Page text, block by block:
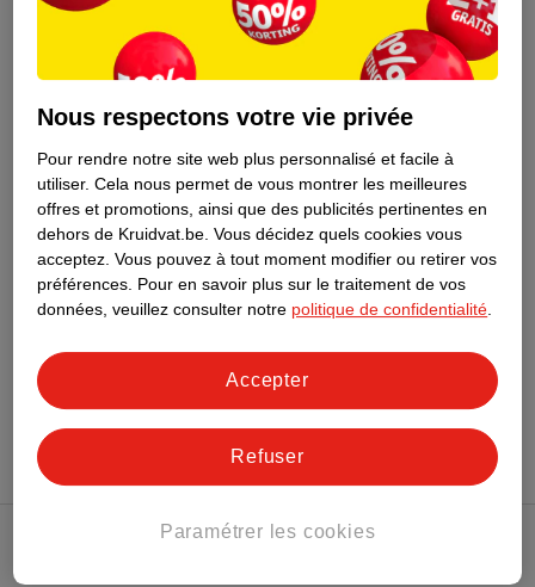
Kruidvat Solait Sérum
Solaire Visage Vitamin
C FPS 30
30ml
9.
49
Conseil sur les soins
Nous respectons votre vie privée
Pour rendre notre site web plus personnalisé et facile à
utiliser. Cela nous permet de vous montrer les meilleures
offres et promotions, ainsi que des publicités pertinentes en
dehors de Kruidvat.be. Vous décidez quels cookies vous
acceptez. Vous pouvez à tout moment modifier ou retirer vos
préférences. Pour en savoir plus sur le traitement de vos
données, veuillez consulter notre politique de confidentialité
Paramétrer les cookies
Refuser
Accepter